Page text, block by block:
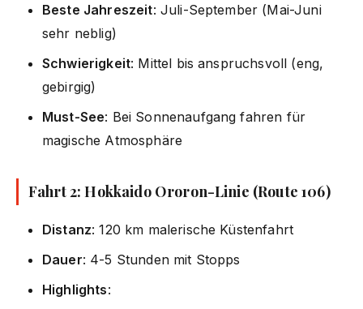
Beste Jahreszeit: Juli-September (Mai-Juni
sehr neblig)
Schwierigkeit: Mittel bis anspruchsvoll (eng,
gebirgig)
Must-See: Bei Sonnenaufgang fahren für
magische Atmosphäre
Fahrt 2: Hokkaido Ororon-Linie (Route 106)
Distanz: 120 km malerische Küstenfahrt
Dauer: 4-5 Stunden mit Stopps
Highlights: